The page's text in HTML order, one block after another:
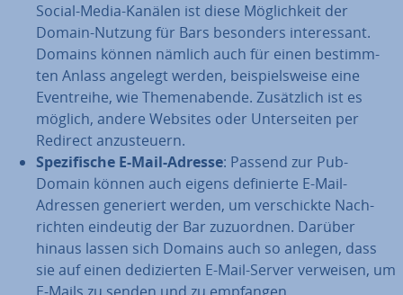
Social-Media-Kanälen ist diese Mög­lich­keit der
Domain-Nutzung für Bars besonders in­ter­es­sant.
Domains können nämlich auch für einen be­stimm­
ten Anlass angelegt werden, bei­spiels­wei­se eine
Event­rei­he, wie The­men­aben­de. Zu­sätz­lich ist es
möglich, andere Websites oder Un­ter­sei­ten per
Redirect an­zu­steu­ern.
Spe­zi­fi­sche E-Mail-Adresse: Passend zur Pub-
Domain können auch eigens de­fi­nier­te E-Mail-
Adressen generiert werden, um ver­schick­te Nach­
rich­ten eindeutig der Bar zu­zu­ord­nen. Darüber
hinaus lassen sich Domains auch so anlegen, dass
sie auf einen de­di­zier­ten E-Mail-Server verweisen, um